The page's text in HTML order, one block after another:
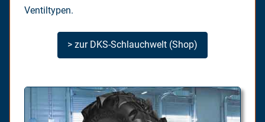
Ventiltypen.
> zur DKS-Schlauchwelt (Shop)